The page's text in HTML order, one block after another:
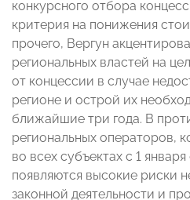
конкурсного отбора
критерия на понижения
прочего, Вергун
региональных властей на
от концессии в случае
регионе и острой их
ближайшие три года. В
региональных операторов,
во всех субъектах с 1
появляются высокие риски
законной деятельности и